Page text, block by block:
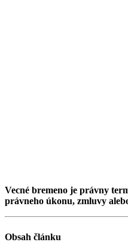
Vecné bremeno je právny
právneho úkonu, zmluvy
Obsah článku